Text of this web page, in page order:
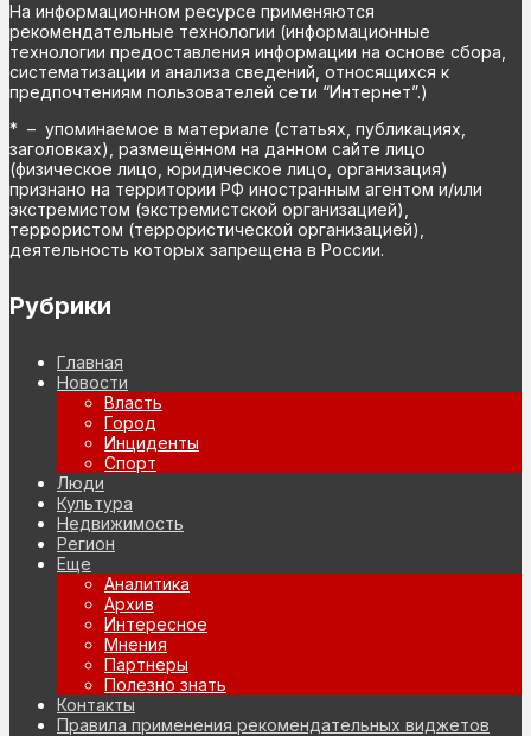
На информационном ресурсе применяются
рекомендательные технологии (информационные
технологии предоставления информации на основе сбора,
систематизации и анализа сведений, относящихся к
предпочтениям пользователей сети “Интернет”.)
* – упоминаемое в материале (статьях, публикациях,
заголовках), размещённом на данном сайте лицо
(физическое лицо, юридическое лицо, организация)
признано на территории РФ иностранным агентом и/или
экстремистом (экстремистской организацией),
террористом (террористической организацией),
деятельность которых запрещена в России.
Рубрики
Главная
Новости
Власть
Город
Инциденты
Спорт
Люди
Культура
Недвижимость
Регион
Еще
Аналитика
Архив
Интересное
Мнения
Партнеры
Полезно знать
Контакты
Правила применения рекомендательных виджетов